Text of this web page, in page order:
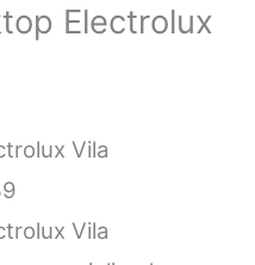
Electrolux
Vila
Vila